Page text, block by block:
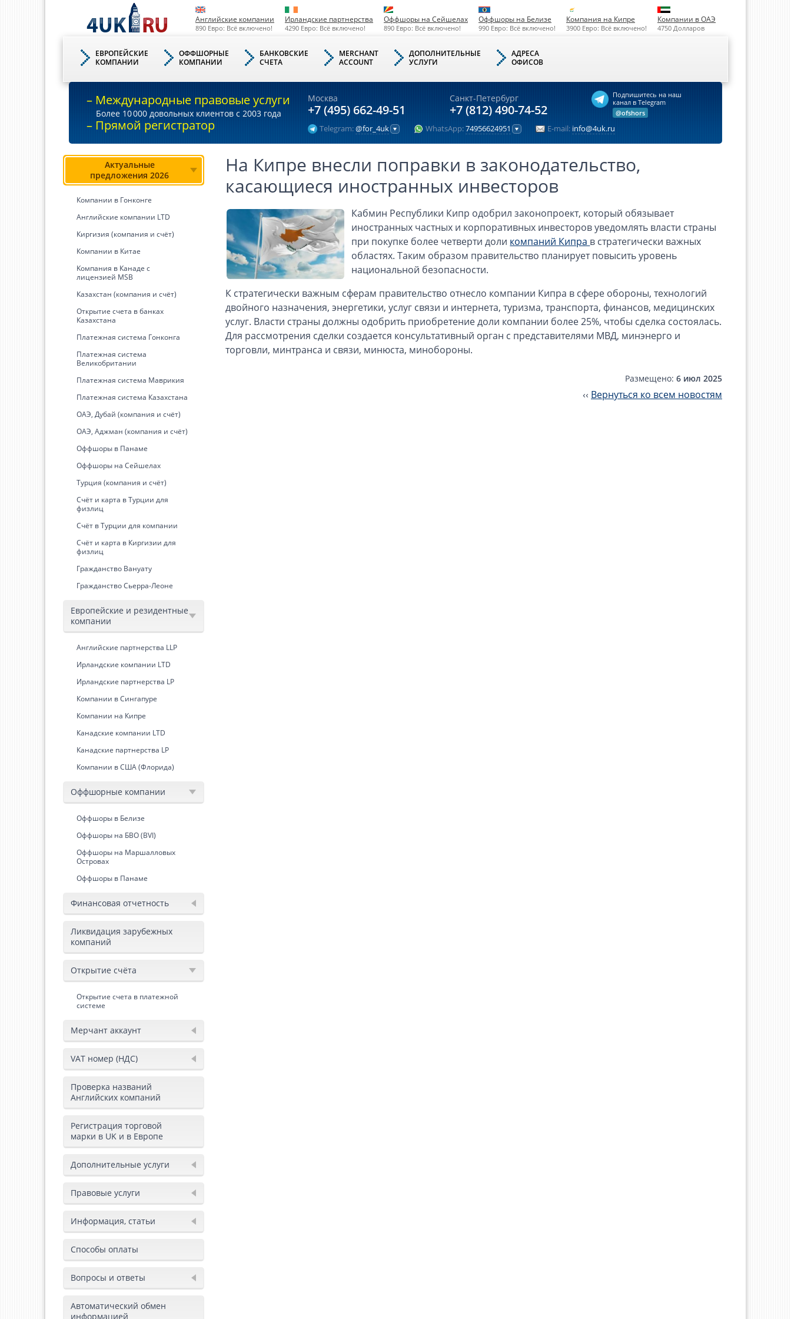
Английские компании
890 Евро: Всё включено!
Ирландские партнерства
4290 Евро: Всё включено!
Оффшоры на Сейшелах
890 Евро: Всё включено!
Оффшоры на Белизе
990 Евро: Всё включено!
Компания на Кипре
3900 Евро: Всё включено!
Компании в ОАЭ
4750 Долларов
ЕВРОПЕЙСКИЕ
КОМПАНИИ
ОФФШОРНЫЕ
КОМПАНИИ
БАНКОВСКИЕ
СЧЕТА
MERCHANT
ACCOUNT
ДОПОЛНИТЕЛЬНЫЕ
УСЛУГИ
АДРЕСА
ОФИСОВ
– Международные правовые услуги
Более 10000 довольных клиентов с 2003 года
– Прямой регистратор
Москва
+7 (495) 662-49-51
Санкт-Петербург
+7 (812) 490-74-52
Подпишитесь на наш
канал в Telegram
@ofshors
Telegram:@for_4uk WhatsApp:74956624951 E-mail: info@4uk.ru
Актуальные
предложения 2026
Компании в Гонконге
Английские компании LTD
Киргизия (компания и счёт)
Компании в Китае
Kомпания в Канаде с
лицензией MSB
Казахстан (компания и счёт)
Открытие счета в банках
Казахстана
Платежная система Гонконга
Платежная система
Великобритании
Платежная система Маврикия
Платежная система Казахстана
ОАЭ, Дубай (компания и счёт)
ОАЭ, Аджман (компания и счёт)
Оффшоры в Панаме
Оффшоры на Сейшелах
Турция (компания и счёт)
Счёт и карта в Турции для
физлиц
Cчёт в Турции для компании
Счёт и карта в Киргизии для
физлиц
Гражданство Вануату
Гражданство Сьерра-Леоне
Европейские и резидентные
компании
Английские партнерства LLP
Ирландские компании LTD
Ирландские партнерства LP
Компании в Сингапуре
Компании на Кипре
Канадские компании LTD
Канадские партнерства LP
Компании в США (Флорида)
Оффшорные компании
Оффшоры в Белизе
Оффшоры на БВО (BVI)
Оффшоры на Маршалловых
Островах
Оффшоры в Панаме
Финансовая отчетность
Ликвидация зарубежных
компаний
Открытие счёта
Открытие счета в платежной
системе
Мерчант аккаунт
VAT номер (НДС)
Проверка названий
Английских компаний
Регистрация торговой
марки в UK и в Европе
Дополнительные услуги
Правовые услуги
Информация, статьи
Способы оплаты
Вопросы и ответы
Автоматический обмен
информацией
На Кипре внесли поправки в законодательство,
касающиеся иностранных инвесторов
Кабмин Республики Кипр одобрил законопроект, который обязывает
иностранных частных и корпоративных инвесторов уведомлять власти страны
при покупке более четверти доли компаний Кипра в стратегически важных
областях. Таким образом правительство планирует повысить уровень
национальной безопасности.
К стратегически важным сферам правительство отнесло компании Кипра в сфере обороны, технологий
двойного назначения, энергетики, услуг связи и интернета, туризма, транспорта, финансов, медицинских
услуг. Власти страны должны одобрить приобретение доли компании более 25%, чтобы сделка состоялась.
Для рассмотрения сделки создается консультативный орган с представителями МВД, минэнерго и
торговли, минтранса и связи, минюста, минобороны.
Размещено: 6 июл 2025
‹‹ Вернуться ко всем новостям